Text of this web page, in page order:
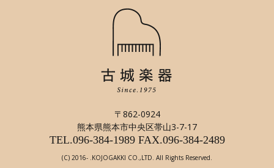
〒862-0924
熊本県熊本市中央区帯山3-7-17
TEL.096-384-1989 FAX.096-384-2489
(C) 2016- .KOJOGAKKI CO.,LTD. All Rights Reserved.